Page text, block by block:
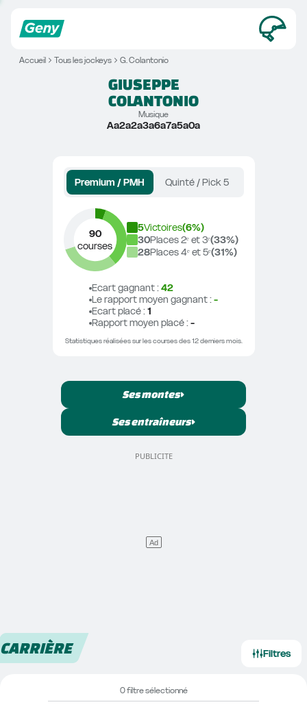
Accueil Tous les jockeys G. Colantonio
GIUSEPPE
COLANTONIO
Musique
Aa2a2a3a6a7a5a0a
Premium / PMH Quinté / Pick 5
90
courses
5Victoires(6%)
30Places 2ᵉ et 3ᵉ(33%)
28Places 4ᵉ et 5ᵉ(31%)
Ecart gagnant : 42
Le rapport moyen gagnant : -
Ecart placé : 1
Rapport moyen placé : -
Statistiques réalisées sur les courses des 12 derniers mois.
Ses montes
Ses entraîneurs
CARRIÈRE Filtres
0 filtre sélectionné